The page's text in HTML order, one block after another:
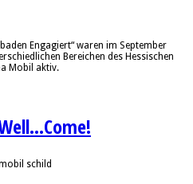
Engagiert“ waren im September
Bereichen des Hessischen
Mobil aktiv.